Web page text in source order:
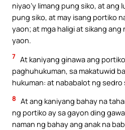
niyao’y limang pung siko, at ang
pung siko, at may isang portiko
yaon; at mga haligi at sikang ang
yaon.
7 At kaniyang ginawa ang
paghuhukuman, sa makatuwid
hukuman: at nababalot ng sedro
8 At ang kaniyang bahay na
ng portiko ay sa gayon ding
naman ng bahay ang anak na